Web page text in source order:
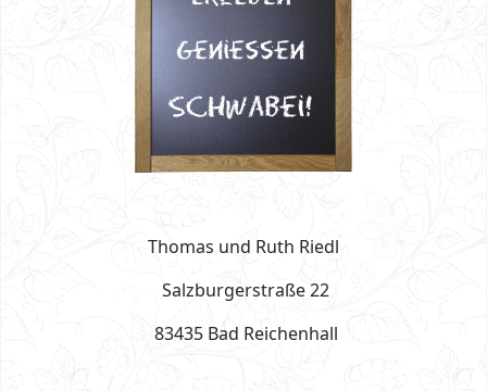
Thomas und Ruth Riedl
Salzburgerstraße 22
83435 Bad Reichenhall